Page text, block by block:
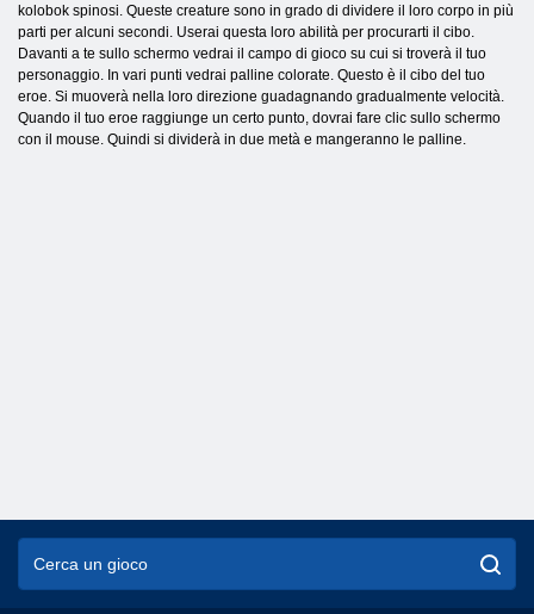
kolobok spinosi. Queste creature sono in grado di dividere il loro corpo in più
parti per alcuni secondi. Userai questa loro abilità per procurarti il cibo.
Davanti a te sullo schermo vedrai il campo di gioco su cui si troverà il tuo
personaggio. In vari punti vedrai palline colorate. Questo è il cibo del tuo
eroe. Si muoverà nella loro direzione guadagnando gradualmente velocità.
Quando il tuo eroe raggiunge un certo punto, dovrai fare clic sullo schermo
con il mouse. Quindi si dividerà in due metà e mangeranno le palline.